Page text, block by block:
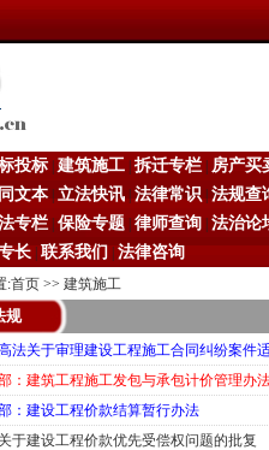
投标 建筑施工 拆迁专栏 房产买
文本 立法快讯 法律常识 法规查
专栏 保险专题 律师查询 法治论
长 联系我们
法律咨询
:首页 >> 建筑施工
规
关于审理建设工程施工合同纠纷案件
：建筑工程施工发包与承包计价管理办
：建设工程价款结算暂行办法
于建设工程价款优先受偿权问题的批复